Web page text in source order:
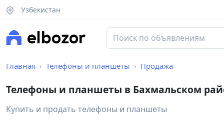
Узбекистан
Главная Телефоны и планшеты Продажа
Телефоны и планшеты в Бахмальском
Купить и продать телефоны и планшеты